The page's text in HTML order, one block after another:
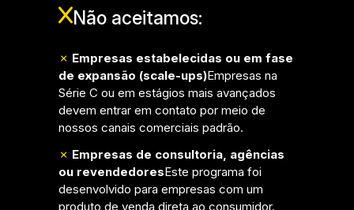
Não aceitamos:
✗ Empresas estabelecidas ou em fase
de expansão (scale-ups)Empresas na
Série C ou em estágios mais avançados
devem entrar em contato por meio de
nossos canais comerciais padrão.
✗ Empresas de consultoria, agências
ou revendedoresEste programa foi
desenvolvido para empresas com um
produto de venda direta ao consumidor.